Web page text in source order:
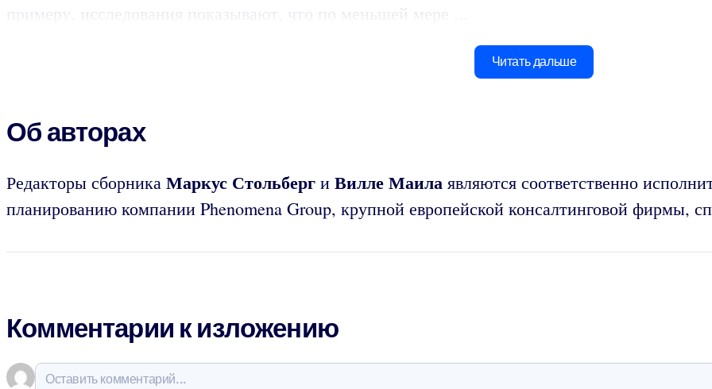
примеру, исследования показывают, что по меньшей мере ...
Читать дальше
Об авторах
Редакторы сборника Маркус Стольберг и Вилле Маила являются соответственно
планированию компании Phenomena Group, крупной европейской консалтинговой фирмы,
Комментарии к изложению